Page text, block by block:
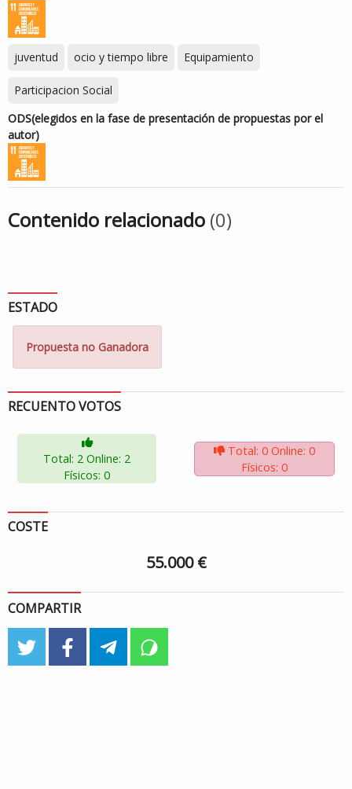
juventud ocio y tiempo libre Equipamiento
Participacion Social
ODS(elegidos en la fase de presentación de propuestas por el
autor)
Contenido relacionado (0)
ESTADO
Propuesta no Ganadora
RECUENTO VOTOS
Total: 2 Online: 2
Físicos: 0
Total: 0 Online: 0
Físicos: 0
COSTE
55.000 €
COMPARTIR
twitter facebook telegram